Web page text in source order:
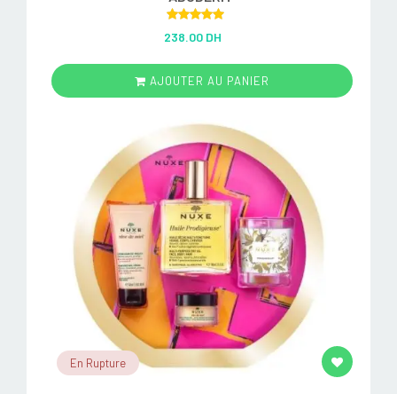
out of 5
238.00 DH
AJOUTER AU PANIER
En Rupture